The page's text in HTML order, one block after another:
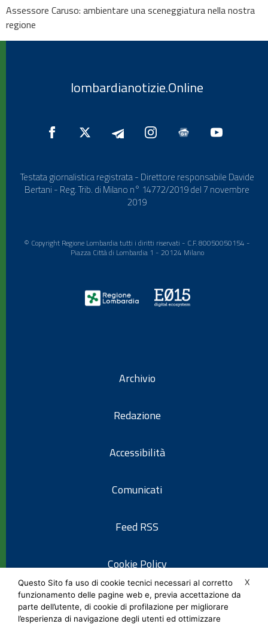
Assessore Caruso: ambientare una sceneggiatura nella nostra
regione
lombardianotizie.Online
Testata giornalistica registrata - Direttore responsabile Davide
Bertani - Reg. Trib. di Milano n° 14772/2019 del 7 novembre
2019
© Copyright Regione Lombardia tutti i diritti riservati - C.F. 80050050154 -
Piazza Città di Lombardia 1 - 20124 Milano
Archivio
Redazione
Accessibilità
Comunicati
Feed RSS
Cookie Policy
Informativa privacy
X
Questo Sito fa uso di cookie tecnici necessari al corretto
funzionamento delle pagine web e, previa accettazione da
parte dell’utente, di cookie di profilazione per migliorare
l’esperienza di navigazione degli utenti ed ottimizzare